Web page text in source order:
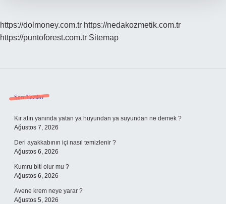
https://dolmoney.com.tr https://nedakozmetik.com.tr
https://puntoforest.com.tr Sitemap
Sidebar
Son Yazılar
Kır atın yanında yatan ya huyundan ya suyundan ne demek ?
Ağustos 7, 2026
Deri ayakkabının içi nasıl temizlenir ?
Ağustos 6, 2026
Kumru biti olur mu ?
Ağustos 6, 2026
Avene krem neye yarar ?
Ağustos 5, 2026